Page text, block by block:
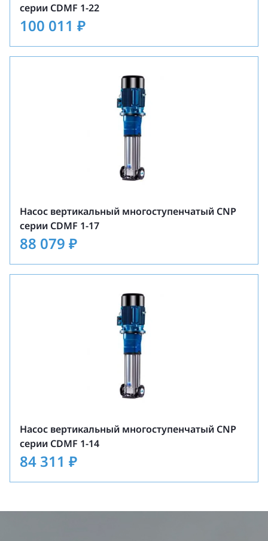
серии CDMF 1-22
100 011 ₽
Насос вертикальный многоступенчатый CNP
серии CDMF 1-17
88 079 ₽
Насос вертикальный многоступенчатый CNP
серии CDMF 1-14
84 311 ₽